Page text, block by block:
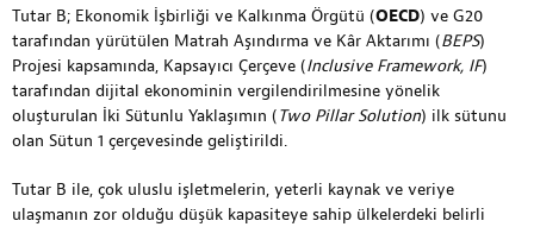
Tutar B; Ekonomik İşbirliği ve Kalkınma Örgütü (OECD) ve G20
tarafından yürütülen Matrah Aşındırma ve Kâr Aktarımı (BEPS)
Projesi kapsamında, Kapsayıcı Çerçeve (Inclusive Framework, IF)
tarafından dijital ekonominin vergilendirilmesine yönelik
oluşturulan İki Sütunlu Yaklaşımın (Two Pillar Solution) ilk sütunu
olan Sütun 1 çerçevesinde geliştirildi.
Tutar B ile, çok uluslu işletmelerin, yeterli kaynak ve veriye
ulaşmanın zor olduğu düşük kapasiteye sahip ülkelerdeki belirli